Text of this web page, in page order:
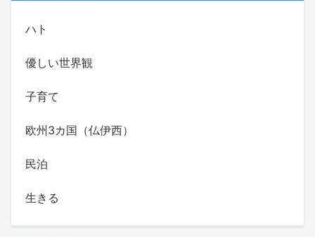
ハト
優しい世界観
子育て
欧州3カ国（仏伊西）
民泊
生きる